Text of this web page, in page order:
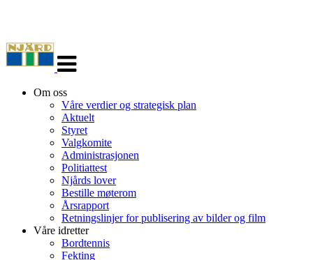
navigasjon
Om oss
Våre verdier og strategisk plan
Aktuelt
Styret
Valgkomite
Administrasjonen
Politiattest
Njårds lover
Bestille møterom
Årsrapport
Retningslinjer for publisering av bilder og film
Våre idretter
Bordtennis
Fekting